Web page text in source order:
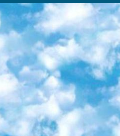
Скандинавии» и Cinema Studies о теории кино. Каждая подборка лекций — логически связанная история, рассказанная экспертом от первого лица. Кроме того, на сайте появляются научно-образовательные статьи и тесты на разные темы. 7. «Newочём» Команда проекта «Newочём» отбирает самые интересные тексты из англоязычных СМИ и переводит те из них, за которые голосуют участники сообщества «ВКонтакте». По большей части это научно-популярные статьи. Редакторы придумывают лишь заголовки, в остальном содержание переводов соответствует оригиналам. Полные тексты можно читать прямо в социальной сети. 8. InternetUrok Онлайн-база материалов по основным дисциплинам школьной программы. Информация на сайте структурирована по классам, предметам и темам (урокам). Каждый урок состоит из видеолекций и конспектов. Есть также интерактивные тренажёры и тесты для закрепления пройденного материала. Даже если вы давно окончили школу, возможность повторить программу старших классов всегда может пригодиться. 9. Edutainme Ещё один ресурс об образовании. В отличие от Newtonew, как мне кажется, Edutainme больше ориентируется на представителей индустрии: педагогов, предпринимателей, разработчиков образовательных проектов. Но и любой, кто просто стремится к саморазвитию, найдёт на сайте много полезного и интересного для себя. Например, информацию о новых курсах и образовательных сервисах. 10. Newtonew Онлайн-медиа об образовании и обучении в широком смысле. Авторы Newtonew пишут об инструментах, заведениях, тактиках и стратегиях, которые помогают учить других и получать новые знания самостоятельно. На этой площадке вы найдёте новости, обзоры, аналитические мат